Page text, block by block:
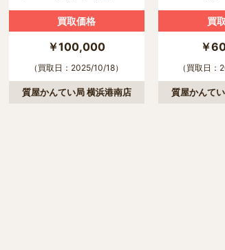
買取価格
￥100,000
（買取日：2025/10/18）
質屋かんてい局 横浜港南店
買
￥
（買取日：
質屋かんて